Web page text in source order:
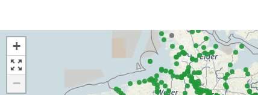
+
−